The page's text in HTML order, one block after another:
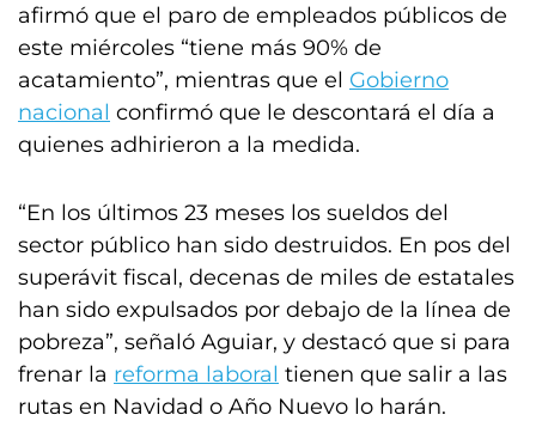
afirmó que el paro de empleados públicos de
este miércoles “tiene más 90% de
acatamiento”, mientras que el Gobierno
nacional confirmó que le descontará el día a
quienes adhirieron a la medida.
“En los últimos 23 meses los sueldos del
sector público han sido destruidos. En pos del
superávit fiscal, decenas de miles de estatales
han sido expulsados por debajo de la línea de
pobreza”, señaló Aguiar, y destacó que si para
frenar la reforma laboral tienen que salir a las
rutas en Navidad o Año Nuevo lo harán.